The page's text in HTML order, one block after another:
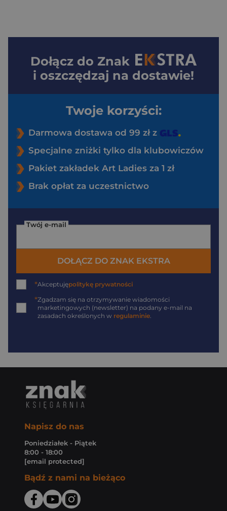
Dołącz do Znak
i oszczędzaj na dostawie!
Twoje korzyści:
Darmowa dostawa od 99 zł z
Specjalne zniżki tylko dla klubowiczów
Pakiet zakładek Art Ladies za 1 zł
Brak opłat za uczestnictwo
Twój e-mail
DOŁĄCZ DO ZNAK EKSTRA
*Akceptujępolitykę prywatności
*Zgadzam się na otrzymywanie wiadomości
marketingowych (newsletter) na podany e-mail na
zasadach określonych w regulaminie.
Napisz do nas
Poniedziałek - Piątek
8:00 - 18:00
[email protected]
Bądź z nami na bieżąco